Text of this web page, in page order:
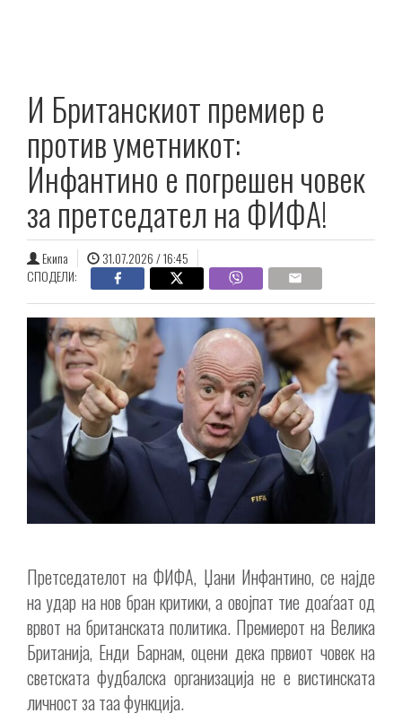
И Британскиот премиер е
против уметникот:
Инфантино е погрешен човек
за претседател на ФИФА!
Екипа
31.07.2026 / 16:45
СПОДЕЛИ:
Претседателот на ФИФА, Џани Инфантино, се најде
на удар на нов бран критики, а овојпат тие доаѓаат од
врвот на британската политика. Премиерот на Велика
Британија, Енди Барнам, оцени дека првиот човек на
светската фудбалска организација не е вистинската
личност за таа функција.